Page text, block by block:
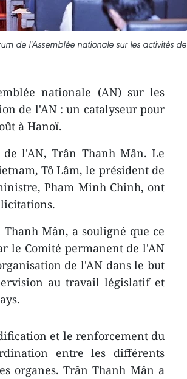
de l'Assemblée nationale sur les activités de
nationale (AN) sur les
de l'AN : un catalyseur pour
à Hanoï.
l'AN, Trân Thanh Mân. Le
Tô Lâm, le président de
Pham Minh Chinh, ont
Mân, a souligné que ce
le Comité permanent de l'AN
de l'AN dans le but
au travail législatif et
et le renforcement du
entre les différents
organes. Trân Thanh Mân a